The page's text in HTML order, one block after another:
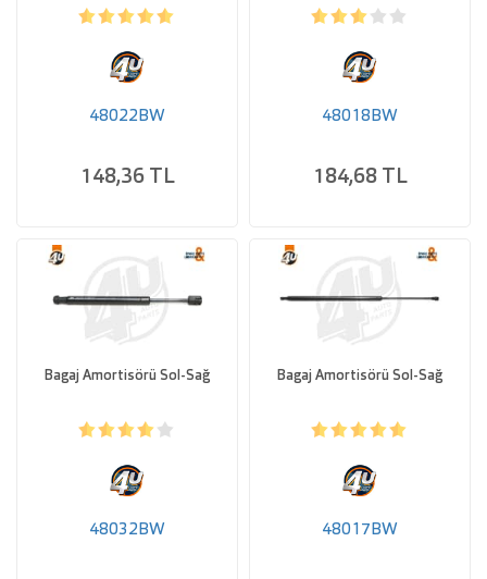
48022BW
148,36 TL
48018BW
184,68 TL
Bagaj Amortisörü Sol-Sağ
48032BW
Bagaj Amortisörü Sol-Sağ
48017BW